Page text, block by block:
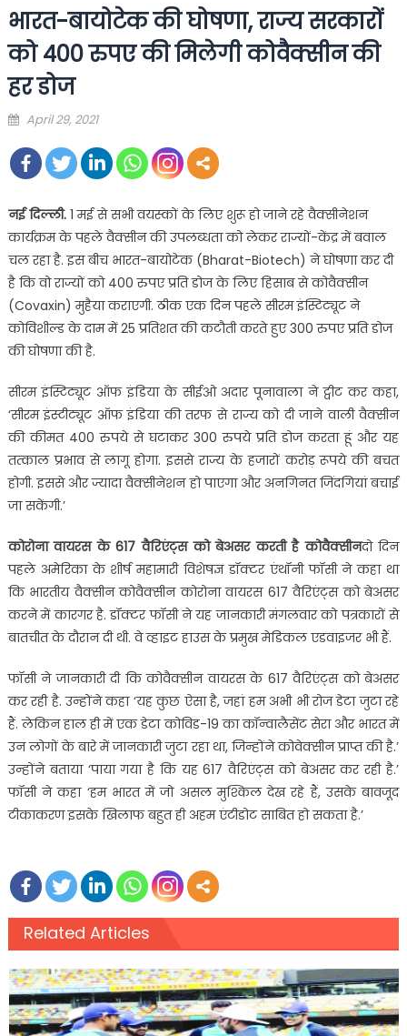
भारत-बायोटेक की घोषणा, राज्य सरकारों
को 400 रुपए की मिलेगी कोवैक्सीन की
हर डोज
Posted
April 29, 2021
नई दिल्ली.1 मई से सभी वयस्कों के लिए शुरू हो जाने रहे वैक्सीनेशन
कार्यक्रम के पहले वैक्सीन की उपलब्धता को लेकर राज्यों-केंद्र में बवाल
चल रहा है. इस बीच भारत-बायोटेक (Bharat-Biotech) ने घोषणा कर दी
है कि वो राज्यों को 400 रुपए प्रति डोज के लिए हिसाब से कोवैक्सीन
(Covaxin) मुहैया कराएगी. ठीक एक दिन पहले सीरम इंस्टिट्यूट ने
कोविशील्ड के दाम में 25 प्रतिशत की कटौती करते हुए 300 रुपए प्रति डोज
की घोषणा की है.
सीरम इंस्टिट्यूट ऑफ इंडिया के सीईओ अदार पूनावाला ने ट्वीट कर कहा,
‘सीरम इंस्टीट्यूट ऑफ इंडिया की तरफ से राज्य को दी जाने वाली वैक्सीन
की कीमत 400 रुपये से घटाकर 300 रुपये प्रति डोज करता हूं और यह
तत्काल प्रभाव से लागू होगा. इससे राज्य के हजारों करोड़ रूपये की बचत
होगी. इससे और ज्यादा वैक्सीनेशन हो पाएगा और अनगिनत जिंदगियां बचाई
जा सकेंगी.’
कोरोना वायरस के 617 वैरिएंट्स को बेअसर करती है कोवैक्सीनदो दिन
पहले अमेरिका के शीर्ष महामारी विशेषज्ञ डॉक्टर एंथॉनी फॉसी ने कहा था
कि भारतीय वैक्सीन कोवैक्सीन कोरोना वायरस 617 वैरिएंट्स को बेअसर
करने में कारगर है. डॉक्टर फॉसी ने यह जानकारी मंगलवार को पत्रकारों से
बातचीत के दौरान दी थी. वे व्हाइट हाउस के प्रमुख मेडिकल एडवाइजर भी हैं.
फॉसी ने जानकारी दी कि कोवैक्सीन वायरस के 617 वैरिएंट्स को बेअसर
कर रही है. उन्होंने कहा ‘यह कुछ ऐसा है, जहां हम अभी भी रोज डेटा जुटा रहे
हैं. लेकिन हाल ही में एक डेटा कोविड-19 का कॉन्वालैसेंट सेरा और भारत में
उन लोगों के बारे में जानकारी जुटा रहा था, जिन्होंने कोवेक्सीन प्राप्त की है.’
उन्होंने बताया ‘पाया गया है कि यह 617 वैरिएंट्स को बेअसर कर रही है.’
फॉसी ने कहा ‘हम भारत में जो असल मुश्किल देख रहे हैं, उसके बावजूद
टीकाकरण इसके खिलाफ बहुत ही अहम एंटीडोट साबित हो सकता है.’
Related Articles